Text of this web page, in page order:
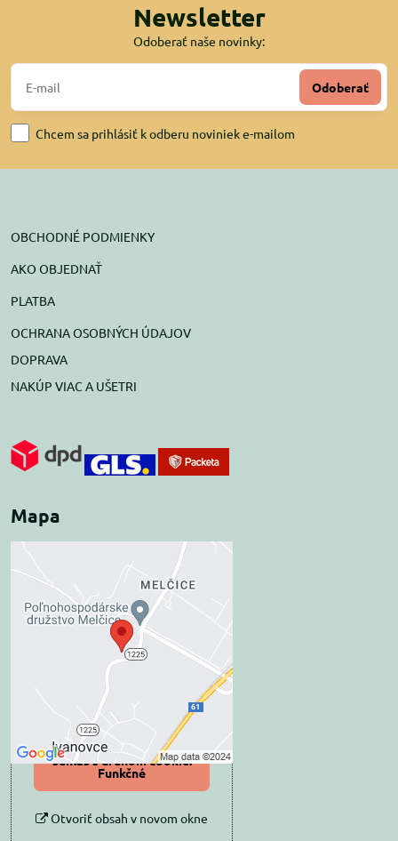
Newsletter
Odoberať naše novinky:
Odoberať
Chcem sa prihlásiť k odberu noviniek e-mailom
OBCHODNÉ PODMIENKY
AKO OBJEDNAŤ
PLATBA
OCHRANA OSOBNÝCH ÚDAJOV
DOPRAVA
NAKÚP VIAC A UŠETRI
Mapa
Externý obsah je
blokovaný Voľbami
súkromia
Prajete si načítať externý obsah?
Povoliť tentokrát
Povoliť a zapamätať -
súhlas s druhom cookie:
Funkčné
Otvoriť obsah v novom okne